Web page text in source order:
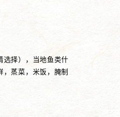
选择），当地鱼类什
蒸菜，米饭，腌制